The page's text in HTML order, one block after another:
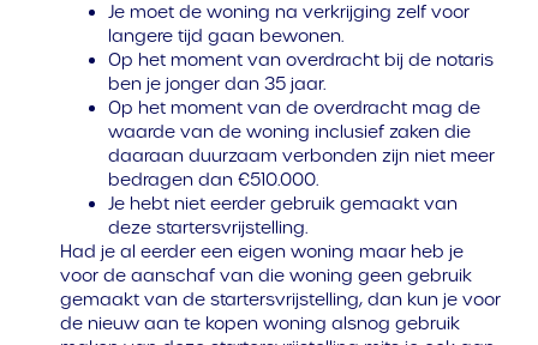
Je moet de woning na verkrijging zelf voor
langere tijd gaan bewonen.
Op het moment van overdracht bij de notaris
ben je jonger dan 35 jaar.
Op het moment van de overdracht mag de
waarde van de woning inclusief zaken die
daaraan duurzaam verbonden zijn niet meer
bedragen dan €510.000.
Je hebt niet eerder gebruik gemaakt van
deze startersvrijstelling.
Had je al eerder een eigen woning maar heb je
voor de aanschaf van die woning geen gebruik
gemaakt van de startersvrijstelling, dan kun je voor
de nieuw aan te kopen woning alsnog gebruik